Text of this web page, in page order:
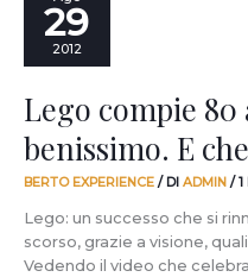
29
2012
Lego compie
benissimo. E
BERTO EXPERIENCE / DI ADMIN /
Lego: un successo che si
scorso, grazie a visione,
Vedendo il video che
compie
racconta
benissimo.
E
bei
divani!